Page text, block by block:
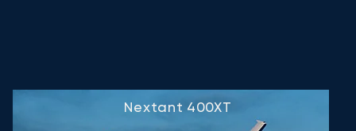
Nextant 400XT